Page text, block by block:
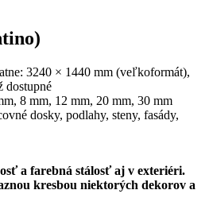
3240 × 1440 mm (veľkoformát),
dostupné
8 mm, 12 mm, 20 mm, 30 mm
dosky, podlahy, steny, fasády,
a farebná stálosť aj v exteriéri.
kresbou niektorých dekorov a